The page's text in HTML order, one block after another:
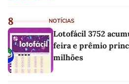
8 NOTÍCIAS
Lotofácil 3752
feira e prêmio
milhões